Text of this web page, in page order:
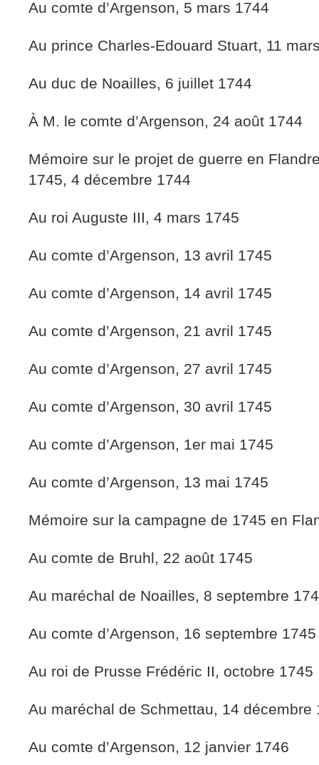
Au comte d’Argenson, 5 mars 1744
Au prince Charles-Edouard Stuart, 11
Au duc de Noailles, 6 juillet 1744
À M. le comte d’Argenson, 24 août 1744
Mémoire sur le projet de guerre en
1745, 4 décembre 1744
Au roi Auguste III, 4 mars 1745
Au comte d’Argenson, 13 avril 1745
Au comte d’Argenson, 14 avril 1745
Au comte d’Argenson, 21 avril 1745
Au comte d’Argenson, 27 avril 1745
Au comte d’Argenson, 30 avril 1745
Au comte d’Argenson, 1er mai 1745
Au comte d’Argenson, 13 mai 1745
Mémoire sur la campagne de 1745 en
Au comte de Bruhl, 22 août 1745
Au maréchal de Noailles, 8 septembre
Au comte d’Argenson, 16 septembre 1745
Au roi de Prusse Frédéric II, octobre 1745
Au maréchal de Schmettau, 14 décembre
Au comte d’Argenson, 12 janvier 1746